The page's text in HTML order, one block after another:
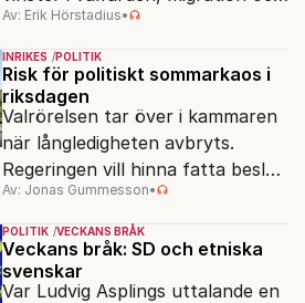
energi. Avståndet mellan C och
de rödgröna partierna är
fortfarande stort.
Av: Erik Hörstadius•
INRIKES POLITIK
Risk för politiskt sommarkaos i
riksdagen
Valrörelsen tar över i kammaren
när långledigheten avbryts.
Regeringen vill hinna fatta beslut
före valet – men oppositionen
ser sin chans att pressa
Tidösidan.
Av: Jonas Gummesson•
POLITIK VECKANS BRÅK
Veckans bråk: SD och etniska
svenskar
Var Ludvig Asplings uttalande en